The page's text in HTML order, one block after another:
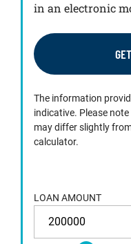
in an electronic
The information
indicative. Please
may differ slightly
calculator.
LOAN AMOUNT